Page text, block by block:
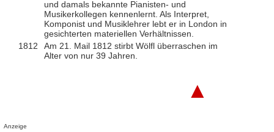
und damals bekannte Pianisten- und
Musikerkollegen kennenlernt. Als Interpret,
Komponist und Musiklehrer lebt er in London in
gesichterten materiellen Verhältnissen.
1812
Am 21. Mail 1812 stirbt Wölfl überraschen im
Alter von nur 39 Jahren.
▲
Anzeige